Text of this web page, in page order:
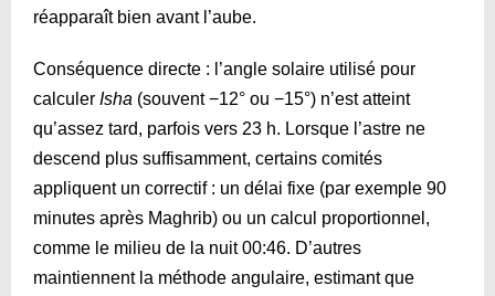
réapparaît bien avant l’aube.
Conséquence directe : l’angle solaire utilisé pour
calculer Isha (souvent −12° ou −15°) n’est atteint
qu’assez tard, parfois vers 23 h. Lorsque l’astre ne
descend plus suffisamment, certains comités
appliquent un correctif : un délai fixe (par exemple 90
minutes après Maghrib) ou un calcul proportionnel,
comme le milieu de la nuit00:46. D’autres
maintiennent la méthode angulaire, estimant que